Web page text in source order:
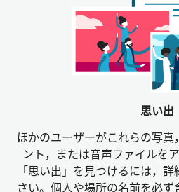
思い出
ほかのユーザーがこれらの写
ント，または音声ファイルを
「思い出」を見つけるには，
さい。個人や場所の名前を必